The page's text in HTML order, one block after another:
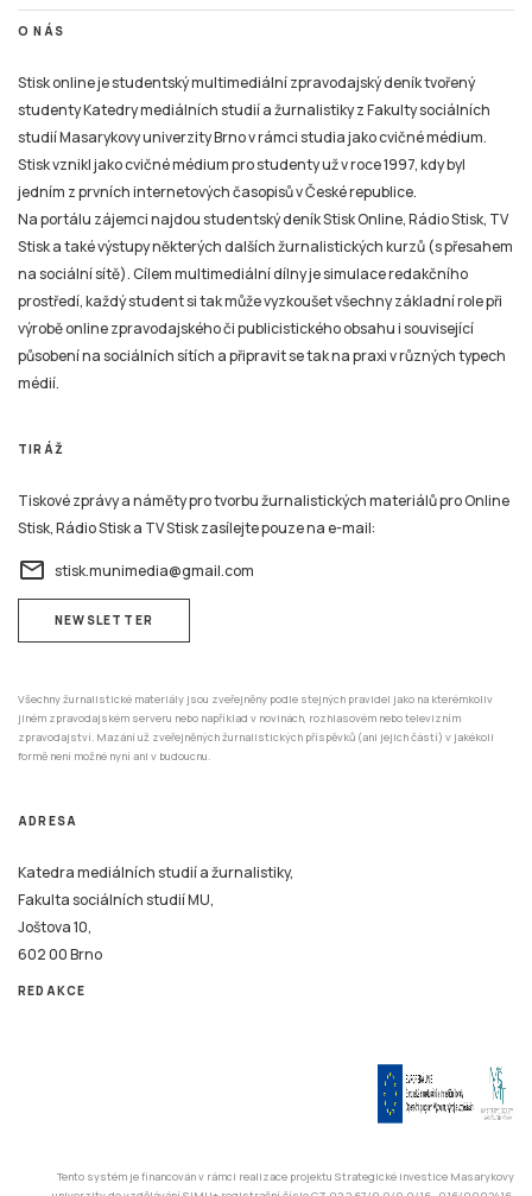
O NÁS
Stisk online je studentský multimediální zpravodajský deník tvořený
studenty Katedry mediálních studií a žurnalistiky z Fakulty sociálních
studií Masarykovy univerzity Brno v rámci studia jako cvičné médium.
Stisk vznikl jako cvičné médium pro studenty už v roce 1997, kdy byl
jedním z prvních internetových časopisů v České republice.
Na portálu zájemci najdou studentský deník Stisk Online, Rádio Stisk, TV
Stisk a také výstupy některých dalších žurnalistických kurzů (s přesahem
na sociální sítě). Cílem multimediální dílny je simulace redakčního
prostředí, každý student si tak může vyzkoušet všechny základní role při
výrobě online zpravodajského či publicistického obsahu i související
působení na sociálních sítích a připravit se tak na praxi v různých typech
médií.
TIRÁŽ
Tiskové zprávy a náměty pro tvorbu žurnalistických materiálů pro Online
Stisk, Rádio Stisk a TV Stisk zasílejte pouze na e-mail:
email stisk.munimedia@gmail.com
NEWSLETTER
Všechny žurnalistické materiály jsou zveřejněny podle stejných pravidel jako na kterémkoliv
jiném zpravodajském serveru nebo například v novinách, rozhlasovém nebo televizním
zpravodajství. Mazání už zveřejněných žurnalistických příspěvků (ani jejich částí) v jakékoli
formě není možné nyní ani v budoucnu.
ADRESA
Katedra mediálních studií a žurnalistiky,
Fakulta sociálních studií MU,
Joštova 10,
602 00 Brno
REDAKCE
Tento systém je financován v rámci realizace projektu Strategické investice Masarykovy